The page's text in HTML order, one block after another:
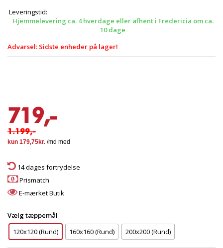
Leveringstid:
Hjemmelevering ca. 4 hverdage eller afhent i Fredericia om ca.
10 dage
Advarsel: Sidste enheder på lager!
719,-
1.199,-
14 dages fortrydelse
Prismatch
E-mærket Butik
Vælg tæppemål
120x120 (Rund)
160x160 (Rund) 200x200 (Rund)